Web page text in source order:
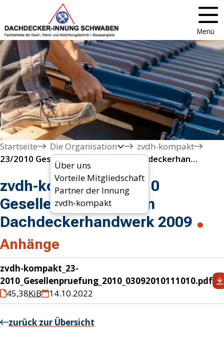
Menü
Startseite
Die Organisation
Über uns
Vorteile Mitgliedschaft
Partner der Innung
zvdh-kompakt
zvdh-kompakt
23/2010 Gesellenprüfungen im Dachdeckerhandwerk 2009
zvdh-kompakt 23/2010
Gesellenprüfungen im
Dachdeckerhandwerk 2009
Anhänge
zvdh-kompakt_23-
2010_Gesellenpruefung_2010_03092010111010.pdf
45,38KiB 14.10.2022
zurück zur Übersicht